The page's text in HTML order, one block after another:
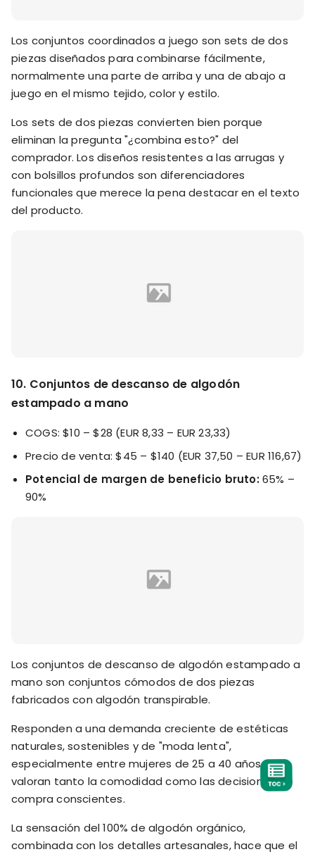
Los conjuntos coordinados a juego son sets de dos
piezas diseñados para combinarse fácilmente,
normalmente una parte de arriba y una de abajo a
juego en el mismo tejido, color y estilo.
Los sets de dos piezas convierten bien porque
eliminan la pregunta "¿combina esto?" del
comprador. Los diseños resistentes a las arrugas y
con bolsillos profundos son diferenciadores
funcionales que merece la pena destacar en el texto
del producto.
10. Conjuntos de descanso de algodón
estampado a mano
COGS: $10 – $28 (EUR 8,33 – EUR 23,33)
Precio de venta: $45 – $140 (EUR 37,50 – EUR 116,67)
Potencial de margen de beneficio bruto:65% –
90%
Los conjuntos de descanso de algodón estampado a
mano son conjuntos cómodos de dos piezas
fabricados con algodón transpirable.
Responden a una demanda creciente de estéticas
naturales, sostenibles y de "moda lenta",
especialmente entre mujeres de 25 a 40 años que
valoran tanto la comodidad como las decisiones de
compra conscientes.
La sensación del 100% de algodón orgánico,
combinada con los detalles artesanales, hace que el